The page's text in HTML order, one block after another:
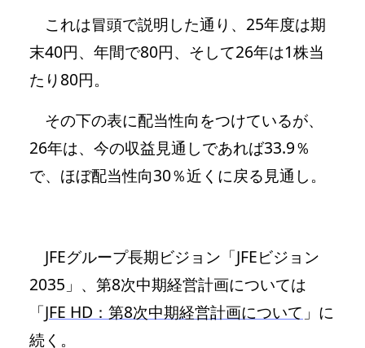
これは冒頭で説明した通り、25年度は期
末40円、年間で80円、そして26年は1株当
たり80円。
その下の表に配当性向をつけているが、
26年は、今の収益見通しであれば33.9％
で、ほぼ配当性向30％近くに戻る見通し。
JFEグループ長期ビジョン「JFEビジョン
2035」、第8次中期経営計画については
「JFE HD：第8次中期経営計画について 」に
続く。